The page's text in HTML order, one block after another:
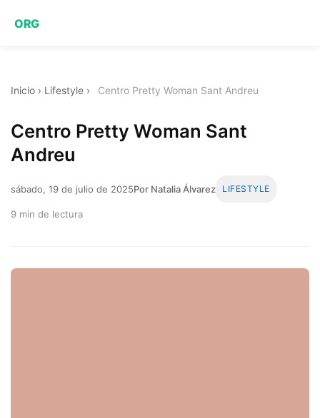
ORG
Inicio › Lifestyle › Centro Pretty Woman Sant Andreu
Centro Pretty Woman Sant
Andreu
sábado, 19 de julio de 2025Por Natalia Álvarez LIFESTYLE
9 min de lectura